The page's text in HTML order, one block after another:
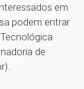
em
podem entrar
de